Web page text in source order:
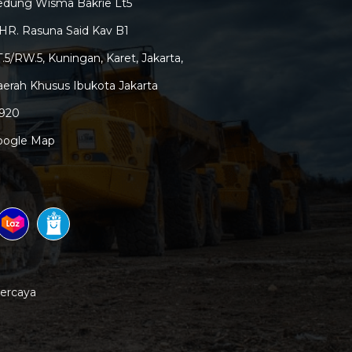
Rasuna Said Kav B1
RW.5, Kuningan, Karet, Jakarta,
Khusus Ibukota Jakarta
Map